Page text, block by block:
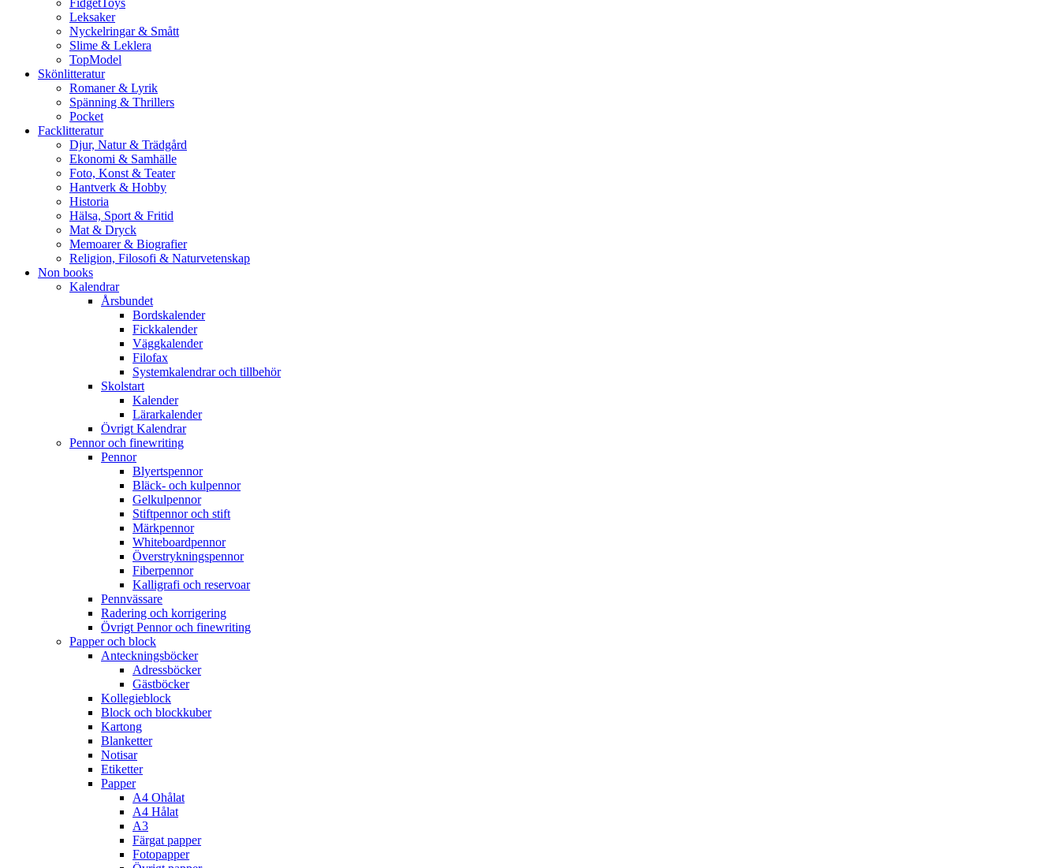
FidgetToys
Leksaker
Nyckelringar & Smått
Slime & Leklera
TopModel
Skönlitteratur
Romaner & Lyrik
Spänning & Thrillers
Pocket
Facklitteratur
Djur, Natur & Trädgård
Ekonomi & Samhälle
Foto, Konst & Teater
Hantverk & Hobby
Historia
Hälsa, Sport & Fritid
Mat & Dryck
Memoarer & Biografier
Religion, Filosofi & Naturvetenskap
Non books
Kalendrar
Årsbundet
Bordskalender
Fickkalender
Väggkalender
Filofax
Systemkalendrar och tillbehör
Skolstart
Kalender
Lärarkalender
Övrigt Kalendrar
Pennor och finewriting
Pennor
Blyertspennor
Bläck- och kulpennor
Gelkulpennor
Stiftpennor och stift
Märkpennor
Whiteboardpennor
Överstrykningspennor
Fiberpennor
Kalligrafi och reservoar
Pennvässare
Radering och korrigering
Övrigt Pennor och finewriting
Papper och block
Anteckningsböcker
Adressböcker
Gästböcker
Kollegieblock
Block och blockkuber
Kartong
Blanketter
Notisar
Etiketter
Papper
A4 Ohålat
A4 Hålat
A3
Färgat papper
Fotopapper